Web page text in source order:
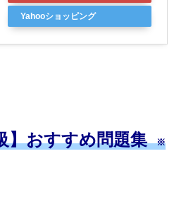
Yahooショッピング
】おすすめ問題集※